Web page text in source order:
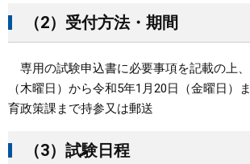
（2）受付方法・期間
専用の試験申込書に必要事項を記載の上
（木曜日）から令和5年1月20日（金曜日）
育政策課まで持参又は郵送
（3）試験日程